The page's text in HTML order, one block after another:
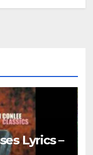
Lyrics –